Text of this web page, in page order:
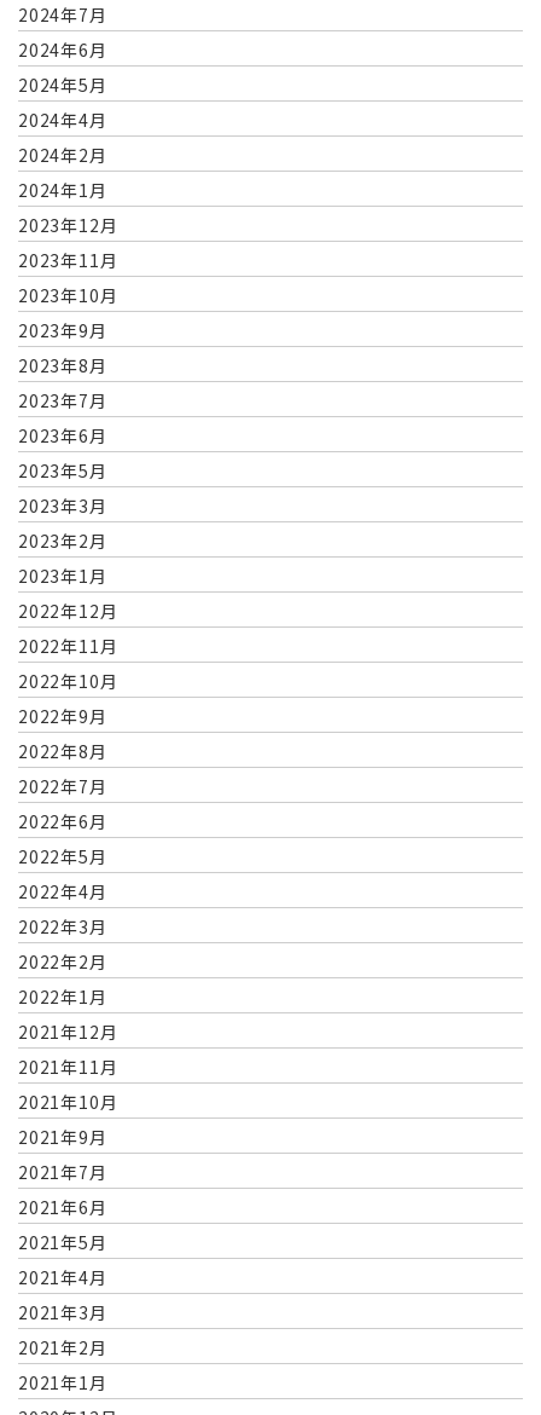
2024年7月
2024年6月
2024年5月
2024年4月
2024年2月
2024年1月
2023年12月
2023年11月
2023年10月
2023年9月
2023年8月
2023年7月
2023年6月
2023年5月
2023年3月
2023年2月
2023年1月
2022年12月
2022年11月
2022年10月
2022年9月
2022年8月
2022年7月
2022年6月
2022年5月
2022年4月
2022年3月
2022年2月
2022年1月
2021年12月
2021年11月
2021年10月
2021年9月
2021年7月
2021年6月
2021年5月
2021年4月
2021年3月
2021年2月
2021年1月